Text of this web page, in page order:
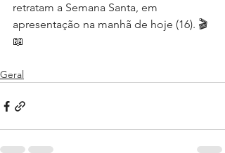
retratam a Semana Santa, em
apresentação na manhã de hoje (16). 🎬
📖
Geral